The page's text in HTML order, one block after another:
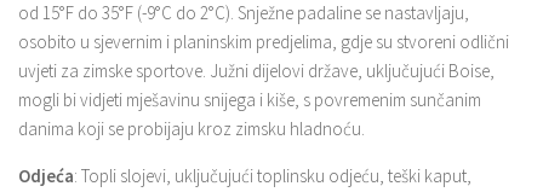
od 15°F do 35°F (-9°C do 2°C). Snježne padaline se nastavljaju,
osobito u sjevernim i planinskim predjelima, gdje su stvoreni odlični
uvjeti za zimske sportove. Južni dijelovi države, uključujući Boise,
mogli bi vidjeti mješavinu snijega i kiše, s povremenim sunčanim
danima koji se probijaju kroz zimsku hladnoću.
Odjeća: Topli slojevi, uključujući toplinsku odjeću, teški kaput,